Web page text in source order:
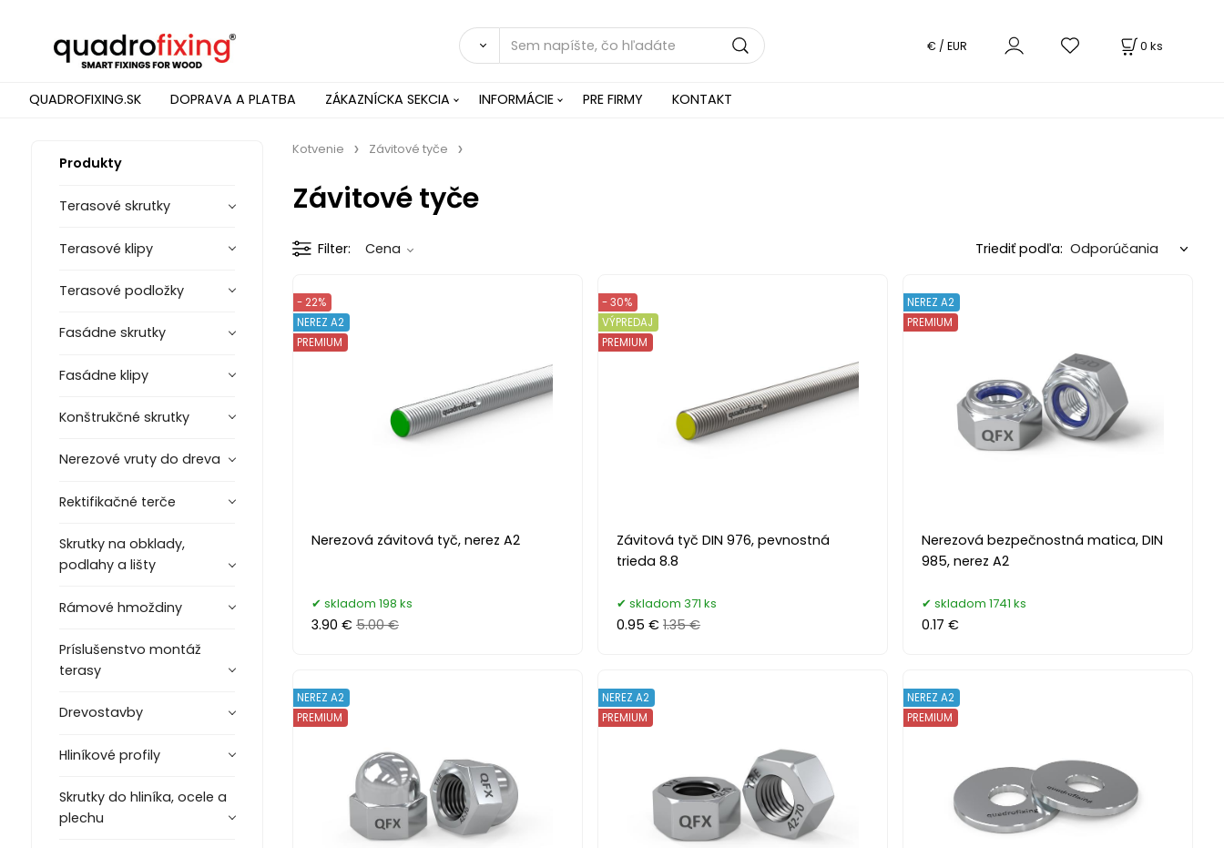
0 ks
€ / EUR
QUADROFIXING.SK DOPRAVA A PLATBA ZÁKAZNÍCKA SEKCIA INFORMÁCIE PRE FIRMY KONTAKT
Produkty
Terasové skrutky
Terasové klipy
Terasové podložky
Fasádne skrutky
Fasádne klipy
Konštrukčné skrutky
Nerezové vruty do dreva
Rektifikačné terče
Skrutky na obklady,
podlahy a lišty
Rámové hmoždiny
Príslušenstvo montáž
terasy
Drevostavby
Hliníkové profily
Skrutky do hliníka, ocele a
plechu
Kotvenie Závitové tyče
Závitové tyče
Filter Cena Triediť podľa:
Nerezová závitová tyč, nerez A2
- 22%
NEREZ A2
PREMIUM
skladom 198 ks
3.90 € 5.00 €
Závitová tyč DIN 976, pevnostná
trieda 8.8
- 30%
VÝPREDAJ
PREMIUM
skladom 371 ks
0.95 € 1.35 €
Nerezová bezpečnostná matica, DIN
985, nerez A2
NEREZ A2
PREMIUM
skladom 1741 ks
0.17 €
NEREZ A2
PREMIUM
NEREZ A2
PREMIUM
NEREZ A2
PREMIUM